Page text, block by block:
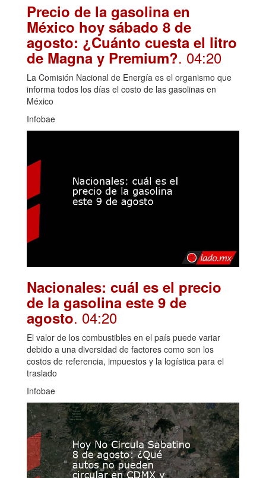
Precio de la gasolina en
México hoy sábado 8 de
agosto: ¿Cuánto cuesta el litro
de Magna y Premium?. 04:20
La Comisión Nacional de Energía es el organismo que
informa todos los días el costo de las gasolinas en
México
Infobae
Nacionales: cuál es el precio
de la gasolina este 9 de
agosto. 04:20
El valor de los combustibles en el país puede variar
debido a una diversidad de factores como son los
costos de referencia, impuestos y la logística para el
traslado
Infobae